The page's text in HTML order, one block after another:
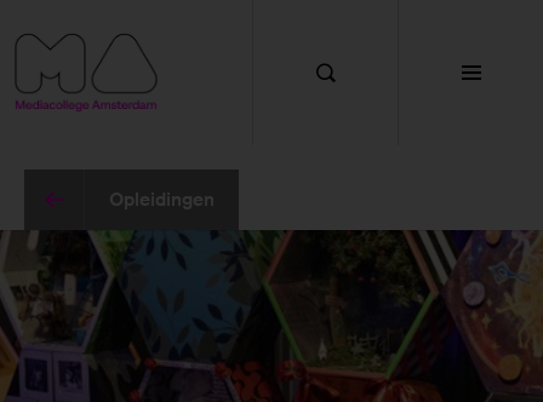
Opleidingen
Functionele cookies
Met deze cookies zorgen we ervoor dat de website
Cookies van andere aanbieders
Met deze cookies kunnen wij onder andere YouTube
en Google Maps weergeven op de website.
Marketing cookies
Met deze cookies kunnen we gegevens over jou
verzamelen zodat we onze marketing activiteiten